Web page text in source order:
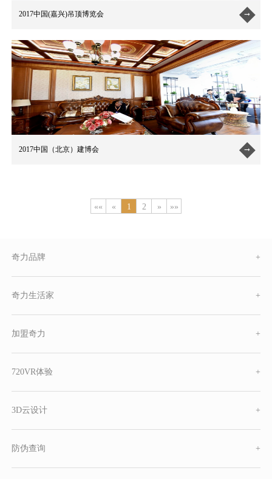
2017中国(嘉兴)吊顶博览会 
2017中国（北京）建博会 
«« « 1 2 » »»
奇力品牌 +
奇力生活家 +
加盟奇力 +
720VR体验 +
3D云设计 +
防伪查询 +